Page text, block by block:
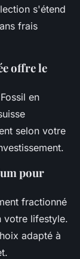
s'étend
frais
offre le
en
selon votre
pour
fractionné
votre lifestyle.
adapté à